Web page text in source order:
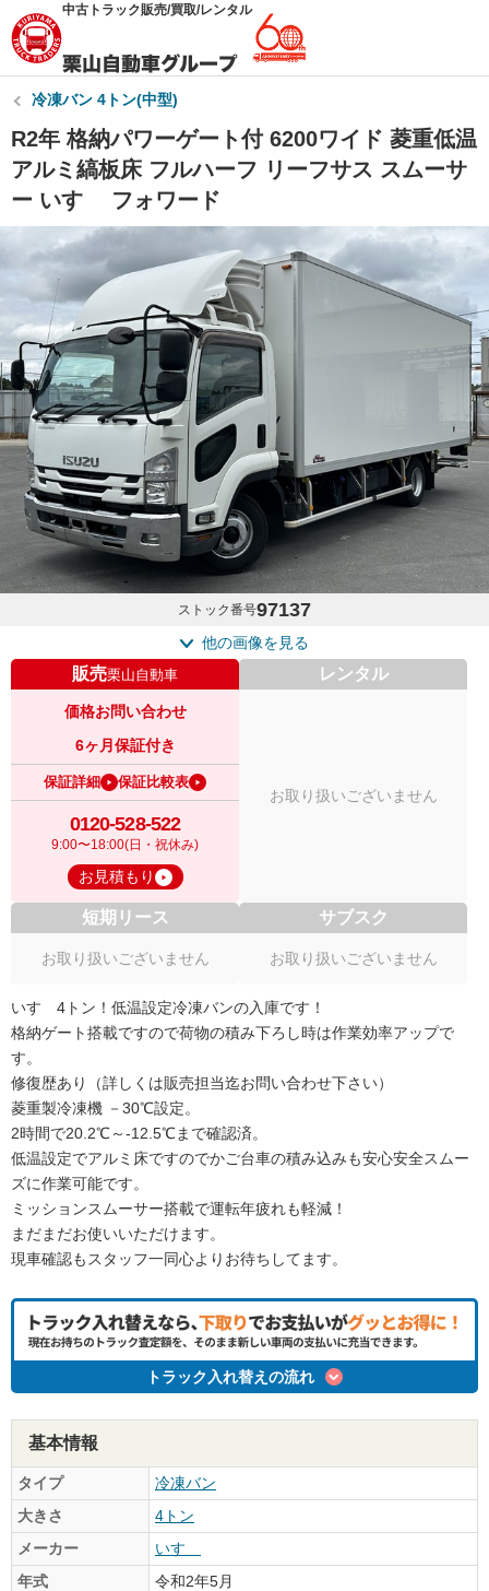
中古トラック販売/買取/レンタル
冷凍バン 4トン(中型)
R2年 格納パワーゲート付 6200ワイド 菱重低温
アルミ縞板床 フルハーフ リーフサス スムーサ
ー いすゞ フォワード
ストック番号97137
他の画像を見る
販売栗山自動車
価格お問い合わせ
6ヶ月保証付き
保証詳細 保証比較表
0120-528-522
9:00〜18:00(日・祝休み)
お見積もり
レンタル
お取り扱いございません
短期リース
お取り扱いございません
サブスク
お取り扱いございません
いすゞ4トン！低温設定冷凍バンの入庫です！
格納ゲート搭載ですので荷物の積み下ろし時は作業効率アップで
す。
修復歴あり（詳しくは販売担当迄お問い合わせ下さい）
菱重製冷凍機 －30℃設定。
2時間で20.2℃～-12.5℃まで確認済。
低温設定でアルミ床ですのでかご台車の積み込みも安心安全スムー
ズに作業可能です。
ミッションスムーサー搭載で運転年疲れも軽減！
まだまだお使いいただけます。
現車確認もスタッフ一同心よりお待ちしてます。
トラック入れ替えの流れ
基本情報
タイプ
冷凍バン
大きさ
4トン
メーカー
いすゞ
年式
令和2年5月